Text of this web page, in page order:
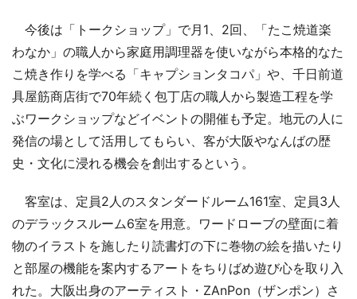
今後は「トークショップ」で月1、2回、「たこ焼道楽
わなか」の職人から家庭用調理器を使いながら本格的なた
こ焼き作りを学べる「キャプションタコパ」や、千日前道
具屋筋商店街で70年続く包丁店の職人から製造工程を学
ぶワークショップなどイベントの開催も予定。地元の人に
発信の場として活用してもらい、客が大阪やなんばの歴
史・文化に浸れる機会を創出するという。
客室は、定員2人のスタンダードルーム161室、定員3人
のデラックスルーム6室を用意。ワードローブの壁面に着
物のイラストを施したり読書灯の下に巻物の絵を描いたり
と部屋の機能を案内するアートをちりばめ遊び心を取り入
れた。大阪出身のアーティスト・ZAnPon（ザンポン）さ